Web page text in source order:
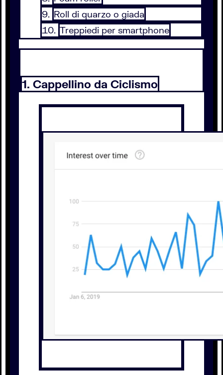
Roll di quarzo o giada
Treppiedi per smartphone
1. Cappellino da Ciclismo